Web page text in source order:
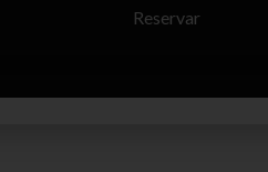
Reservar